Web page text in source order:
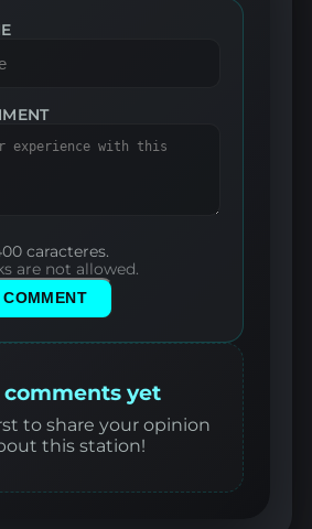
caracteres.
are not allowed.
comments yet
to share your opinion
this station!